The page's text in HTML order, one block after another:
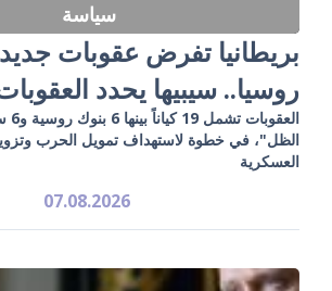
سياسة
بريطانيا تفرض عقوبات
روسيا.. سيبيها يحدد
الظل"، في خطوة لاستهداف تمويل الحرب
العسكرية
07.08.2026